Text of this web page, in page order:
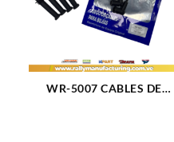
WR-5007 CABLES DE